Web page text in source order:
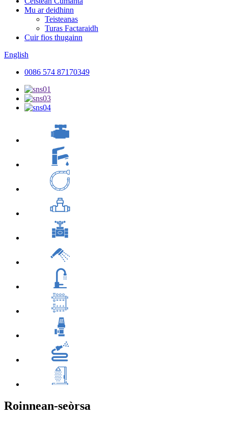
Mu ar deidhinn
Teisteanas
Turas Factaraidh
Cuir fios thugainn
English
0086 574 87170349
Roinnean-seòrsa